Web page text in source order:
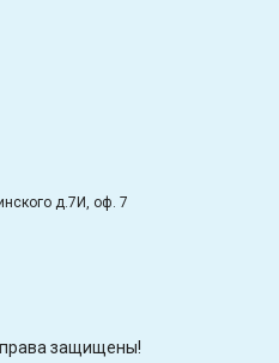
д.7И, оф. 7
защищены!